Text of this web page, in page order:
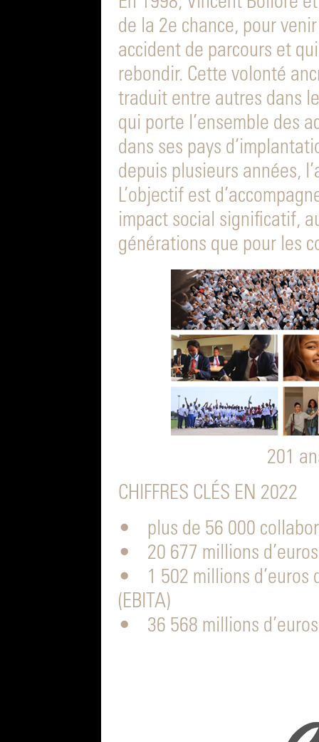
de la 2e chance, pour
accident de parcours et
rebondir. Cette volonté
traduit entre autres dans
qui porte l’ensemble des
dans ses pays
depuis plusieurs années,
L’objectif est
impact social significatif,
générations que pour les
201
CHIFFRES CLÉS EN 2022
• plus de 56 000
• 20 677 millions
• 1 502 millions d’euros
(EBITA)
• 36 568 millions